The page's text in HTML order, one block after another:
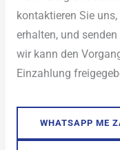
kontaktieren Sie
erhalten, und
wir kann den
Einzahlung
WHATSAPP ME